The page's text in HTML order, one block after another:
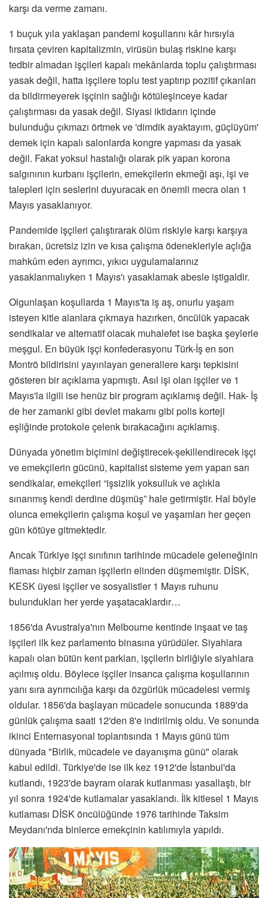
karşı da verme zamanı.
1 buçuk yıla yaklaşan pandemi koşullarını kâr hırsıyla
fırsata çeviren kapitalizmin, virüsün bulaş riskine karşı
tedbir almadan işçileri kapalı mekânlarda toplu çalıştırması
yasak değil, hatta işçilere toplu test yaptırıp pozitif çıkanları
da bildirmeyerek işçinin sağlığı kötüleşinceye kadar
çalıştırması da yasak değil. Siyasi iktidarın içinde
bulunduğu çıkmazı örtmek ve 'dimdik ayaktayım, güçlüyüm'
demek için kapalı salonlarda kongre yapması da yasak
değil. Fakat yoksul hastalığı olarak pik yapan korona
salgınının kurbanı işçilerin, emekçilerin ekmeği aşı, işi ve
talepleri için seslerini duyuracak en önemli mecra olan 1
Mayıs yasaklanıyor.
Pandemide işçileri çalıştırarak ölüm riskiyle karşı karşıya
bırakan, ücretsiz izin ve kısa çalışma ödenekleriyle açlığa
mahkûm eden ayrımcı, yıkıcı uygulamalarınız
yasaklanmalıyken 1 Mayıs'ı yasaklamak abesle iştigaldir.
Olgunlaşan koşullarda 1 Mayıs'ta iş aş, onurlu yaşam
isteyen kitle alanlara çıkmaya hazırken, öncülük yapacak
sendikalar ve alternatif olacak muhalefet ise başka şeylerle
meşgul. En büyük işçi konfederasyonu Türk-İş en son
Montrö bildirisini yayınlayan generallere karşı tepkisini
gösteren bir açıklama yapmıştı. Asıl işi olan işçiler ve 1
Mayıs'la ilgili ise henüz bir program açıklamış değil. Hak- İş
de her zamanki gibi devlet makamı gibi polis korteji
eşliğinde protokole çelenk bırakacağını açıklamış.
Dünyada yönetim biçimini değiştirecek-şekillendirecek işçi
ve emekçilerin gücünü, kapitalist sisteme yem yapan sarı
sendikalar, emekçileri “işsizlik yoksulluk ve açlıkla
sınanmış kendi derdine düşmüş” hale getirmiştir. Hal böyle
olunca emekçilerin çalışma koşul ve yaşamları her geçen
gün kötüye gitmektedir.
Ancak Türkiye işçi sınıfının tarihinde mücadele geleneğinin
flaması hiçbir zaman işçilerin elinden düşmemiştir. DİSK,
KESK üyesi işçiler ve sosyalistler 1 Mayıs ruhunu
bulundukları her yerde yaşatacaklardır…
1856'da Avustralya'nın Melbourne kentinde inşaat ve taş
işçileri ilk kez parlamento binasına yürüdüler. Siyahlara
kapalı olan bütün kent parkları, işçilerin birliğiyle siyahlara
açılmış oldu. Böylece işçiler insanca çalışma koşullarının
yanı sıra ayrımcılığa karşı da özgürlük mücadelesi vermiş
oldular. 1856'da başlayan mücadele sonucunda 1889'da
günlük çalışma saati 12'den 8'e indirilmiş oldu. Ve sonunda
ikinci Enternasyonal toplantısında 1 Mayıs günü tüm
dünyada "Birlik, mücadele ve dayanışma günü" olarak
kabul edildi. Türkiye'de ise ilk kez 1912'de İstanbul'da
kutlandı, 1923'de bayram olarak kutlanması yasallaştı, bir
yıl sonra 1924'de kutlamalar yasaklandı. İlk kitlesel 1 Mayıs
kutlaması DİSK öncülüğünde 1976 tarihinde Taksim
Meydanı'nda binlerce emekçinin katılımıyla yapıldı.